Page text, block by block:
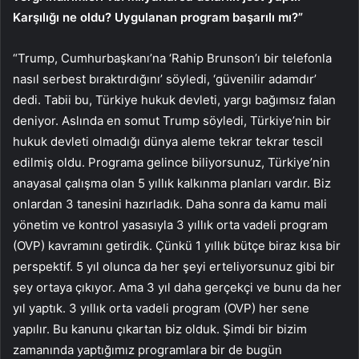
Karşılığı ne oldu? Uygulanan program başarılı mı?”
“Trump, Cumhurbaşkanı’na ‘Rahip Brunson’ı bir telefonla
nasıl serbest bıraktırdığını’ söyledi, ‘güvenilir adamdır’
dedi. Tabii bu, Türkiye hukuk devleti, yargı bağımsız falan
deniyor. Aslında en somut Trump söyledi, Türkiye’nin bir
hukuk devleti olmadığı dünya aleme tekrar tekrar tescil
edilmiş oldu. Programa gelince biliyorsunuz, Türkiye’nin
anayasal çalışma olan 5 yıllık kalkınma planları vardır. Biz
onlardan 3 tanesini hazırladık. Daha sonra da kamu mali
yönetim ve kontrol yasasıyla 3 yıllık orta vadeli program
(OVP) kavramını getirdik. Çünkü 1 yıllık bütçe biraz kısa bir
perspektif. 5 yıl olunca da her şeyi erteliyorsunuz gibi bir
şey ortaya çıkıyor. Ama 3 yıl daha gerçekçi ve bunu da her
yıl yaptık. 3 yıllık orta vadeli program (OVP) her sene
yapılır. Bu kanunu çıkartan biz olduk. Şimdi bir bizim
zamanında yaptığımız programlara bir de bugün